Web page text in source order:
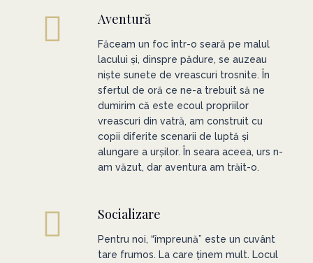
Aventură
Făceam un foc într-o seară pe malul
lacului și, dinspre pădure, se auzeau
niște sunete de vreascuri trosnite. În
sfertul de oră ce ne-a trebuit să ne
dumirim că este ecoul propriilor
vreascuri din vatră, am construit cu
copii diferite scenarii de luptă și
alungare a urșilor. În seara aceea, urs n-
am văzut, dar aventura am trăit-o.
Socializare
Pentru noi, “împreună” este un cuvânt
tare frumos. La care ținem mult. Locul